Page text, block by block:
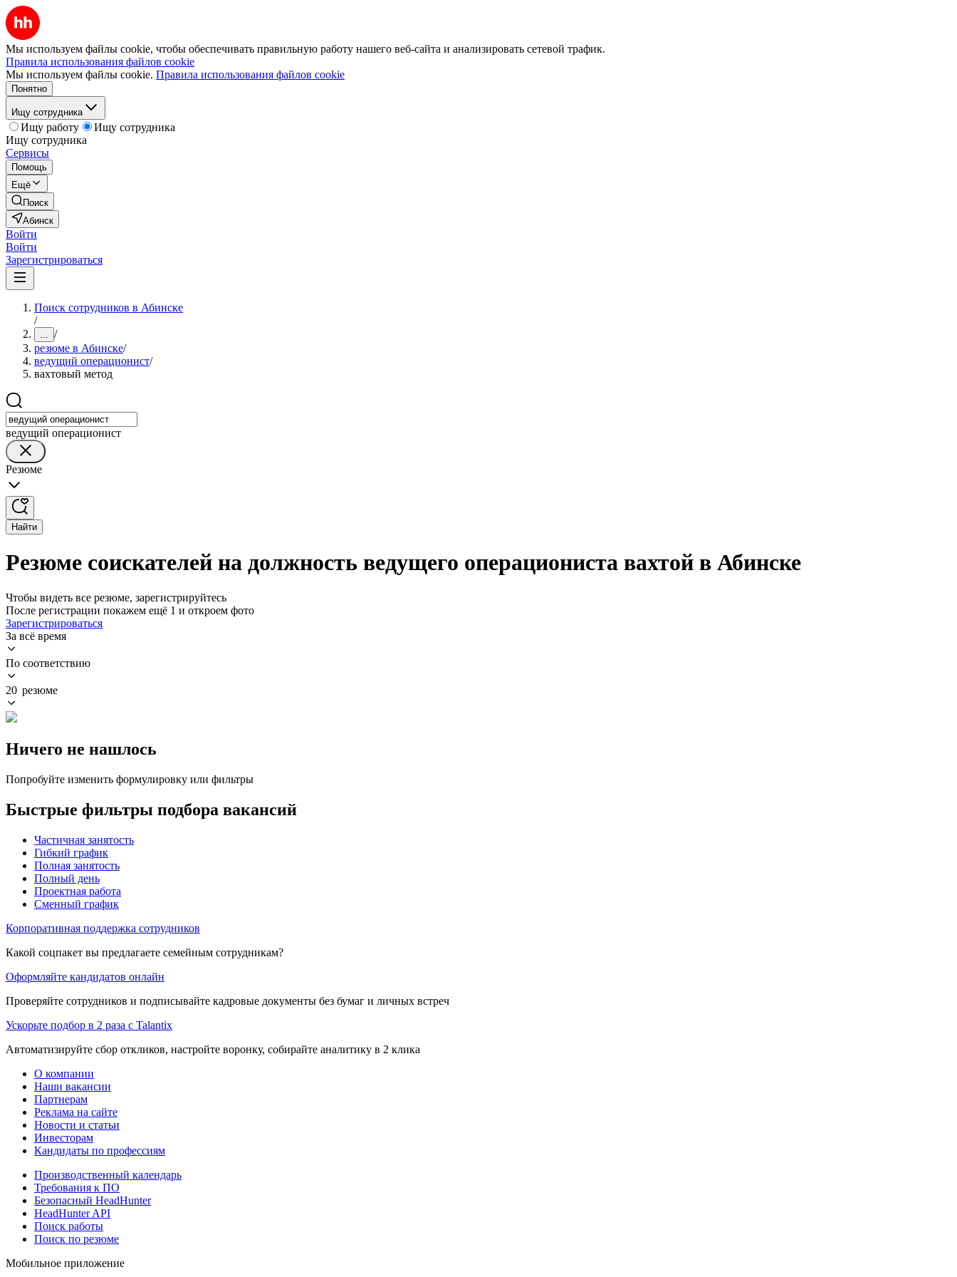
Мы используем файлы cookie, чтобы обеспечивать правильную работу нашего веб-сайта и анализировать сетевой трафик.
Правила использования файлов cookie
Мы используем файлы cookie. Правила использования файлов cookie
Понятно
Ищу сотрудника
Ищу работу
Ищу сотрудника
Ищу сотрудника
Сервисы
Помощь
Ещё
Поиск
Абинск
Войти
Войти
Зарегистрироваться
Поиск сотрудников в Абинске
/
... /
резюме в Абинске/
ведущий операционист/
вахтовый метод
ведущий операционист
Резюме
Найти
Резюме соискателей на должность ведущего операциониста вахтой в Абинске
Чтобы видеть все резюме, зарегистрируйтесь
После регистрации покажем ещё 1 и откроем фото
Зарегистрироваться
За всё время
По соответствию
20 резюме
Ничего не нашлось
Попробуйте изменить формулировку или фильтры
Быстрые фильтры подбора вакансий
Частичная занятость
Гибкий график
Полная занятость
Полный день
Проектная работа
Сменный график
Корпоративная поддержка сотрудников
Какой соцпакет вы предлагаете семейным сотрудникам?
Оформляйте кандидатов онлайн
Проверяйте сотрудников и подписывайте кадровые документы без бумаг и личных встреч
Ускорьте подбор в 2 раза с Talantix
Автоматизируйте сбор откликов, настройте воронку, собирайте аналитику в 2 клика
О компании
Наши вакансии
Партнерам
Реклама на сайте
Новости и статьи
Инвесторам
Кандидаты по профессиям
Производственный календарь
Требования к ПО
Безопасный HeadHunter
HeadHunter API
Поиск работы
Поиск по резюме
Мобильное приложение